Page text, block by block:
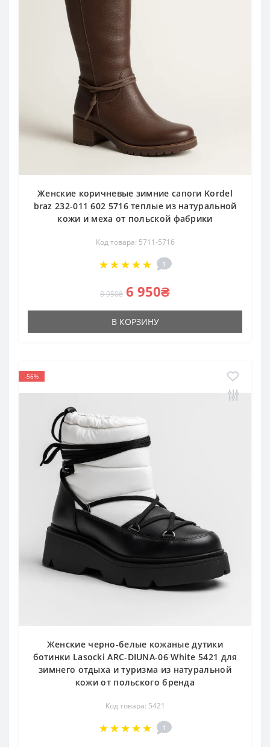
Женские коричневые зимние сапоги Kordel
braz 232-011 602 5716 теплые из натуральной
кожи и меха от польской фабрики
Код товара: 5711-5716
1
8 950₴ 6 950₴
В КОРЗИНУ
-56%
Женские черно-белые кожаные дутики
ботинки Lasocki ARC-DIUNA-06 White 5421 для
зимнего отдыха и туризма из натуральной
кожи от польского бренда
Код товара: 5421
1